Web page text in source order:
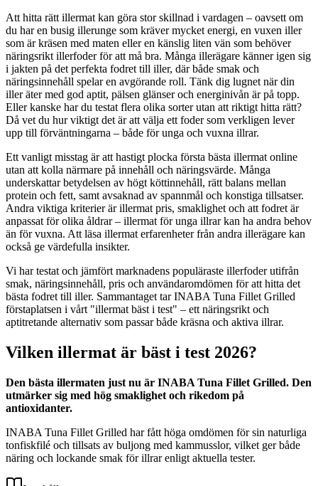
Att hitta rätt illermat kan göra stor skillnad i vardagen – oavsett om
du har en busig illerunge som kräver mycket energi, en vuxen iller
som är kräsen med maten eller en känslig liten vän som behöver
näringsrikt illerfoder för att må bra. Många illerägare känner igen sig
i jakten på det perfekta fodret till iller, där både smak och
näringsinnehåll spelar en avgörande roll. Tänk dig lugnet när din
iller äter med god aptit, pälsen glänser och energinivån är på topp.
Eller kanske har du testat flera olika sorter utan att riktigt hitta rätt?
Då vet du hur viktigt det är att välja ett foder som verkligen lever
upp till förväntningarna – både för unga och vuxna illrar.
Ett vanligt misstag är att hastigt plocka första bästa illermat online
utan att kolla närmare på innehåll och näringsvärde. Många
underskattar betydelsen av högt köttinnehåll, rätt balans mellan
protein och fett, samt avsaknad av spannmål och konstiga tillsatser.
Andra viktiga kriterier är illermat pris, smaklighet och att fodret är
anpassat för olika åldrar – illermat för unga illrar kan ha andra behov
än för vuxna. Att läsa illermat erfarenheter från andra illerägare kan
också ge värdefulla insikter.
Vi har testat och jämfört marknadens populäraste illerfoder utifrån
smak, näringsinnehåll, pris och användaromdömen för att hitta det
bästa fodret till iller. Sammantaget tar INABA Tuna Fillet Grilled
förstaplatsen i vårt "illermat bäst i test" – ett näringsrikt och
aptitretande alternativ som passar både kräsna och aktiva illrar.
Vilken illermat är bäst i test 2026?
Den bästa illermaten just nu är INABA Tuna Fillet Grilled. Den
utmärker sig med hög smaklighet och rikedom på
antioxidanter.
INABA Tuna Fillet Grilled har fått höga omdömen för sin naturliga
tonfiskfilé och tillsats av buljong med kammusslor, vilket ger både
näring och lockande smak för illrar enligt aktuella tester.